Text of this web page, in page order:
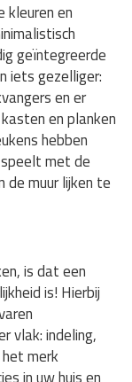
kleuren en
geïntegreerde
iets gezelliger:
en er
en planken
hebben
met de
de muur lijken te
is dat een
is! Hierbij
vlak: indeling,
merk